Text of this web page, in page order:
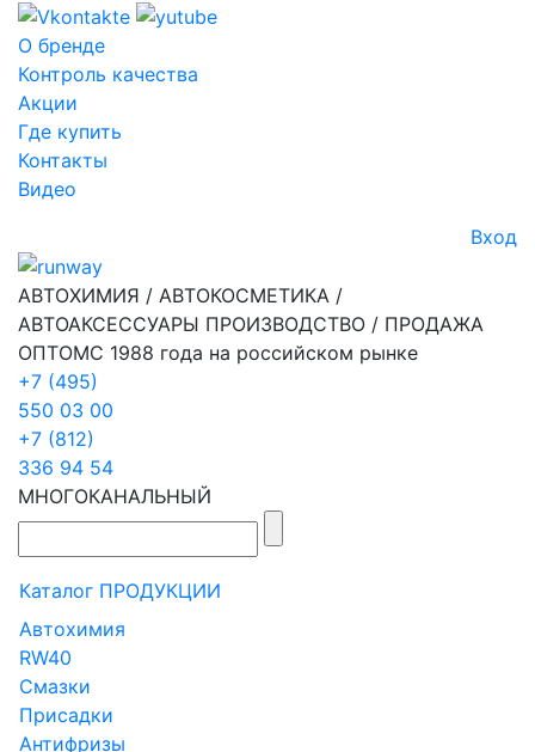
О бренде
Контроль качества
Акции
Где купить
Контакты
Видео
Вход
АВТОХИМИЯ / АВТОКОСМЕТИКА /
АВТОАКСЕССУАРЫ ПРОИЗВОДСТВО / ПРОДАЖА
ОПТОМС 1988 года на российском рынке
+7 (495)
550 03 00
+7 (812)
336 94 54
МНОГОКАНАЛЬНЫЙ
Каталог ПРОДУКЦИИ
Автохимия
RW40
Смазки
Присадки
Антифризы